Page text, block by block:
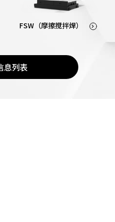
FSW（摩擦搅拌焊）
息列表